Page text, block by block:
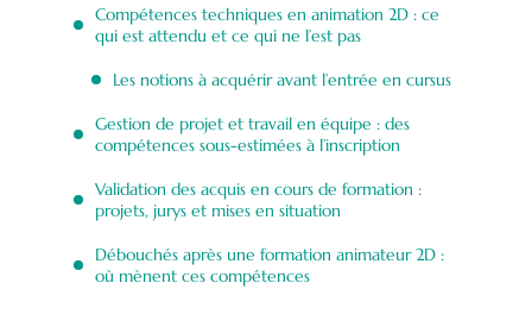
Compétences techniques en animation 2D : ce
qui est attendu et ce qui ne l’est pas
Les notions à acquérir avant l’entrée en cursus
Gestion de projet et travail en équipe : des
compétences sous-estimées à l’inscription
Validation des acquis en cours de formation :
projets, jurys et mises en situation
Débouchés après une formation animateur 2D :
où mènent ces compétences